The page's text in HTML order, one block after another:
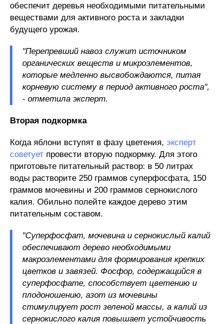
обеспечит деревья необходимыми питательными
веществами для активного роста и закладки
будущего урожая.
"Перепревший навоз служит источником
органических веществ и микроэлементов,
которые медленно высвобождаются, питая
корневую систему в период активного роста",
- отметила эксперт.
Вторая подкормка
Когда яблони вступят в фазу цветения, эксперт
советует провести вторую подкормку. Для этого
приготовьте питательный раствор: в 50 литрах
воды растворите 250 граммов суперфосфата, 150
граммов мочевины и 200 граммов сернокислого
калия. Обильно полейте каждое дерево этим
питательным составом.
"Суперфосфат, мочевина и сернокислый калий
обеспечивают дерево необходимыми
макроэлементами для формирования крепких
цветков и завязей. Фосфор, содержащийся в
суперфосфате, способствует цветению и
плодоношению, азот из мочевины
стимулирует рост зеленой массы, а калий из
сернокислого калия повышает устойчивость